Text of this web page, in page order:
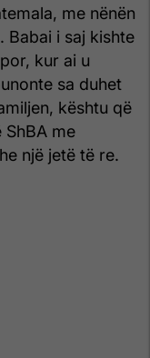
me nënën
Babai i saj kishte
kur ai u
sa duhet
kështu që
me
një jetë të re.